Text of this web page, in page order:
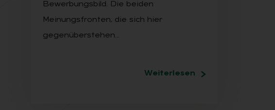
Bewerbungsbild. Die beiden
Meinungsfronten, die sich hier
gegenüberstehen…
Weiterlesen